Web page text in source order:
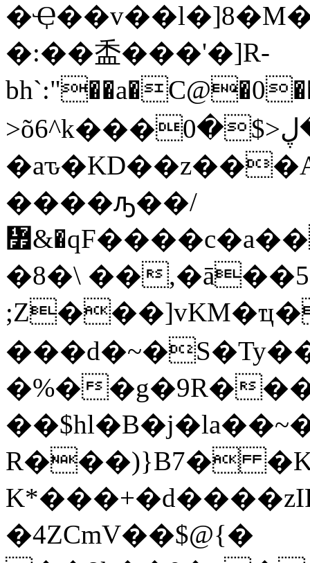
�:��盉�� �'�]R-
>õ6^k���ڸ�ڸ<$�0S�j�!
����ԡ��/
៿&
�8�\ ��
�%��g�9R�
R���)}B7�
�4ZCmV��$@{�